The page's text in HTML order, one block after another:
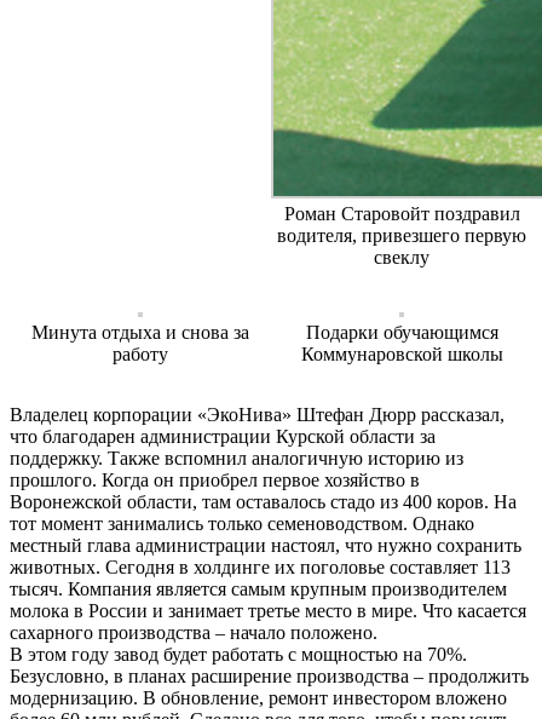
Роман Старовойт поздравил
водителя, привезшего первую
свеклу
Минута отдыха и снова за
работу
Подарки обучающимся
Коммунаровской школы
Владелец корпорации «ЭкоНива» Штефан Дюрр рассказал,
что благодарен администрации Курской области за
поддержку. Также вспомнил аналогичную историю из
прошлого. Когда он приобрел первое хозяйство в
Воронежской области, там оставалось стадо из 400 коров. На
тот момент занимались только семеноводством. Однако
местный глава администрации настоял, что нужно сохранить
животных. Сегодня в холдинге их поголовье составляет 113
тысяч. Компания является самым крупным производителем
молока в России и занимает третье место в мире. Что касается
сахарного производства – начало положено.
В этом году завод будет работать с мощностью на 70%.
Безусловно, в планах расширение производства – продолжить
модернизацию. В обновление, ремонт инвестором вложено